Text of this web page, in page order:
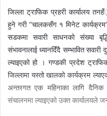
जिल्ला ट्राफिक प्रहरी कार्यालय
हुने गरी “चालकसँग १ मिनेट
सडकमा सवारी साधनको संख्या
संभावनालाई ध्यानदिँदै सम्भावित
ल्याइएको हो । गण्डकी प्रदेश
जिल्लामा यस्तो खालको कार्यक्रम
अन्तरगत एक महिनाका लागि
संचालनमा ल्याइएको उक्त कार्यालयले